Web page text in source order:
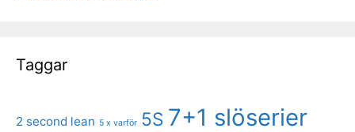
Taggar
2 second lean 5 x varför 5S 7+1 slöserier